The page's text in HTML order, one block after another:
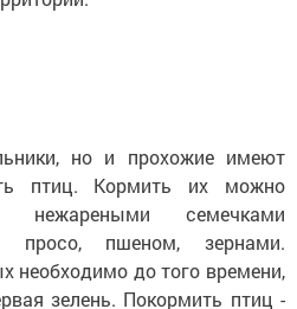
но и прохожие имеют
птиц. Кормить их можно
нежареными семечками
просо, пшеном, зернами.
необходимо до того времени,
зелень. Покормить птиц -